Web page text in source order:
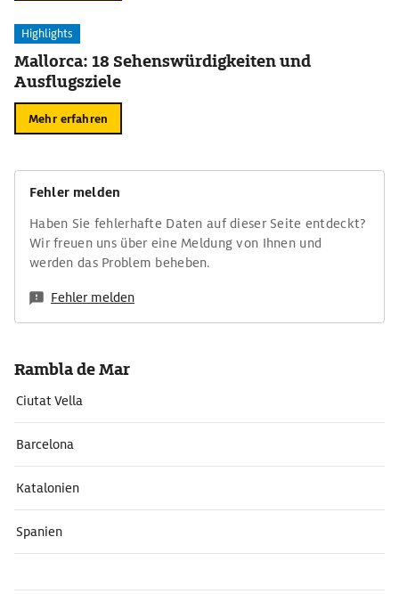
Highlights
Mallorca: 18 Sehenswürdigkeiten und
Ausflugsziele
Mehr erfahren
Fehler melden
Haben Sie fehlerhafte Daten auf dieser Seite entdeckt?
Wir freuen uns über eine Meldung von Ihnen und
werden das Problem beheben.
Fehler melden
Rambla de Mar
Ciutat Vella
Barcelona
Katalonien
Spanien